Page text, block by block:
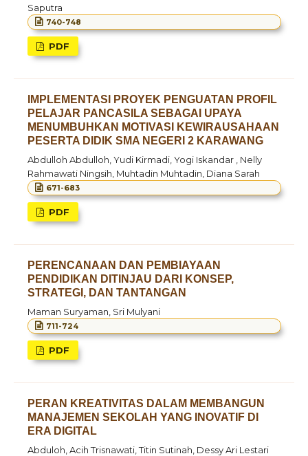
Saputra
740-748
PDF
IMPLEMENTASI PROYEK PENGUATAN PROFIL
PELAJAR PANCASILA SEBAGAI UPAYA
MENUMBUHKAN MOTIVASI KEWIRAUSAHAAN
PESERTA DIDIK SMA NEGERI 2 KARAWANG
Abdulloh Abdulloh, Yudi Kirmadi, Yogi Iskandar , Nelly
Rahmawati Ningsih, Muhtadin Muhtadin, Diana Sarah
671-683
PDF
PERENCANAAN DAN PEMBIAYAAN
PENDIDIKAN DITINJAU DARI KONSEP,
STRATEGI, DAN TANTANGAN
Maman Suryaman, Sri Mulyani
711-724
PDF
PERAN KREATIVITAS DALAM MEMBANGUN
MANAJEMEN SEKOLAH YANG INOVATIF DI
ERA DIGITAL
Abduloh, Acih Trisnawati, Titin Sutinah, Dessy Ari Lestari